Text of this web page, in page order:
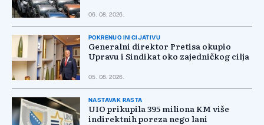
06. 08. 2026.
POKRENUO INICIJATIVU
Generalni direktor Pretisa okupio
Upravu i Sindikat oko zajedničkog cilja
05. 08. 2026.
NASTAVAK RASTA
UIO prikupila 395 miliona KM više
indirektnih poreza nego lani